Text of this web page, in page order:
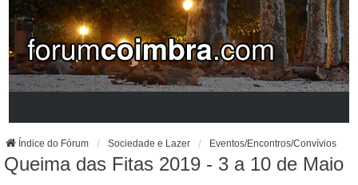
Índice do Fórum Sociedade e Lazer Eventos/Encontros/Convívios
Queima das Fitas 2019 - 3 a 10 de Maio